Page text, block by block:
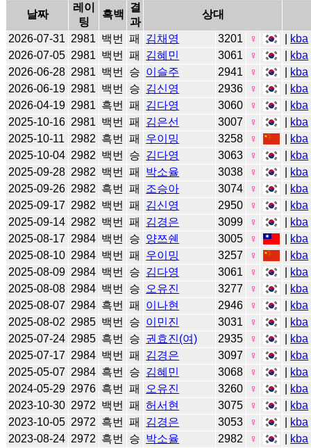
날짜
레이
팅
흑백
결
과
상대
2026-07-31 2981 백번 패 김채영 3201 ♀ kba
2026-07-05 2981 백번 패 김혜민 3061 ♀ kba
2026-06-28 2981 백번 승 이슬주 2941 ♀ kba
2026-06-19 2981 백번 승 김신영 2936 ♀ kba
2026-04-19 2981 흑번 패 김다영 3060 ♀ kba
2025-10-16 2981 백번 패 김은선 3007 ♀ kba
2025-10-11
2982 흑번 패 우이밍 3258 ♀ kba
2025-10-04 2982 백번 승 김다영 3063 ♀ kba
2025-09-28 2982 백번 패 박소율 3038 ♀ kba
2025-09-26 2982 흑번 패 조승아 3074 ♀ kba
2025-09-17 2982 백번 패 김신영 2950 ♀ kba
2025-09-14 2982 백번 패 김경은 3099 ♀ kba
2025-08-17 2984 백번 승 양쯔쉔 3005 ♀ kba
2025-08-10 2984 백번 패 우이밍 3257 ♀ kba
2025-08-09 2984 백번 승 김다영 3061 ♀ kba
2025-08-08 2984 백번 승 오유진 3277 ♀ kba
2025-08-07 2984 흑번 패 이나현 2946 ♀ kba
2025-08-02 2985 백번 승 이민진 3031 ♀ kba
2025-07-24 2985 흑번 승 권효진(여) 2935 ♀ kba
2025-07-17 2984 백번 패 김경은 3097 ♀ kba
2025-05-07 2984 흑번 승 김혜민 3068 ♀ kba
2024-05-29 2976 흑번 패 오유진 3260 ♀ kba
2023-10-30 2972 백번 패 허서현 3075 ♀ kba
2023-10-05 2972 흑번 패 김경은 3053 ♀ kba
2023-08-24 2972 흑번 승 박소율 2982 ♀ kba